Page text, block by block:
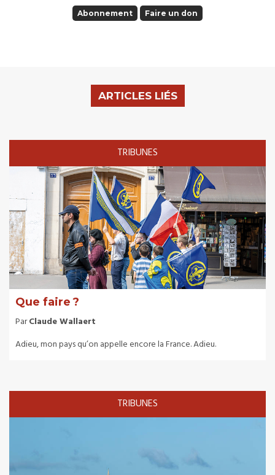
Abonnement Faire un don
ARTICLES LIÉS
TRIBUNES
Que faire ?
ParClaude Wallaert
Adieu, mon pays qu’on appelle encore la France. Adieu.
TRIBUNES